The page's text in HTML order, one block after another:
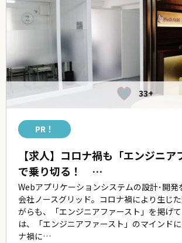
33+
PR！
【求人】コロナ禍も「エンジニア
で乗り切る！ …
Webアプリケーションシステムの設計･開発
会社ノースグリッド。コロナ禍により生じ
がらも、「エンジニアファースト」を掲げ
は、「エンジニアファースト」のマインド
ナ禍に…